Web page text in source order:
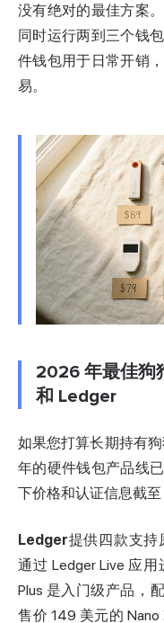
没有绝对的最佳方案
同时运行两到三个钱
件钱包用于日常开销
易。
2026 年最佳狗
和 Ledger
如果您打算长期持有
年的硬件钱包产品线
下价格和认证信息截至
Ledger提供四款支持
通过 Ledger Live 应
Plus 是入门级产品，
售价 149 美元的